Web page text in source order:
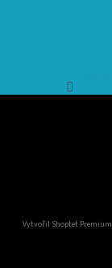
Vytvořil Shoptet Premium